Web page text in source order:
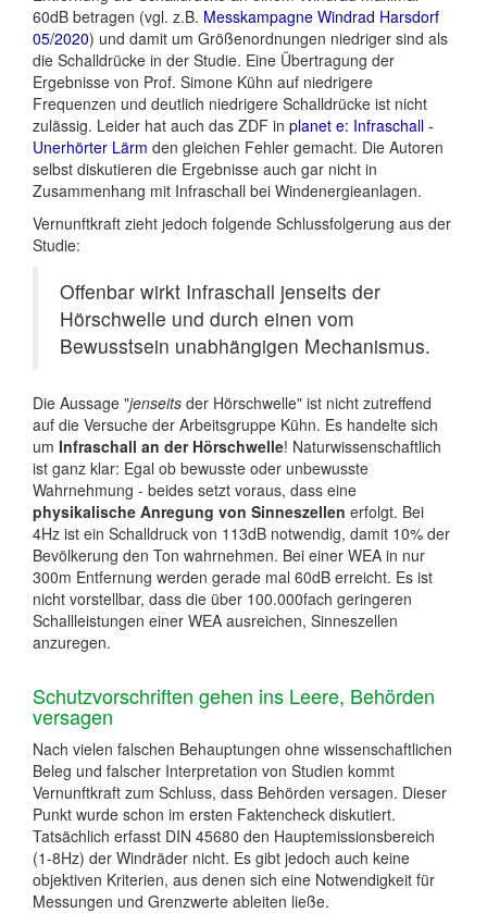
60dB betragen (vgl. z.B. Messkampagne Windrad Harsdorf
05/2020) und damit um Größenordnungen niedriger sind als
die Schalldrücke in der Studie. Eine Übertragung der
Ergebnisse von Prof. Simone Kühn auf niedrigere
Frequenzen und deutlich niedrigere Schalldrücke ist nicht
zulässig. Leider hat auch das ZDF in planet e: Infraschall -
Unerhörter Lärm den gleichen Fehler gemacht. Die Autoren
selbst diskutieren die Ergebnisse auch gar nicht in
Zusammenhang mit Infraschall bei Windenergieanlagen.
Vernunftkraft zieht jedoch folgende Schlussfolgerung aus der
Studie:
Offenbar wirkt Infraschall jenseits der
Hörschwelle und durch einen vom
Bewusstsein unabhängigen Mechanismus.
Die Aussage "jenseits der Hörschwelle" ist nicht zutreffend
auf die Versuche der Arbeitsgruppe Kühn. Es handelte sich
um Infraschall an der Hörschwelle! Naturwissenschaftlich
ist ganz klar: Egal ob bewusste oder unbewusste
Wahrnehmung - beides setzt voraus, dass eine
physikalische Anregung von Sinneszellen erfolgt. Bei
4Hz ist ein Schalldruck von 113dB notwendig, damit 10% der
Bevölkerung den Ton wahrnehmen. Bei einer WEA in nur
300m Entfernung werden gerade mal 60dB erreicht. Es ist
nicht vorstellbar, dass die über 100.000fach geringeren
Schallleistungen einer WEA ausreichen, Sinneszellen
anzuregen.
Schutzvorschriften gehen ins Leere, Behörden
versagen
Nach vielen falschen Behauptungen ohne wissenschaftlichen
Beleg und falscher Interpretation von Studien kommt
Vernunftkraft zum Schluss, dass Behörden versagen. Dieser
Punkt wurde schon im ersten Faktencheck diskutiert.
Tatsächlich erfasst DIN 45680 den Hauptemissionsbereich
(1-8Hz) der Windräder nicht. Es gibt jedoch auch keine
objektiven Kriterien, aus denen sich eine Notwendigkeit für
Messungen und Grenzwerte ableiten ließe.